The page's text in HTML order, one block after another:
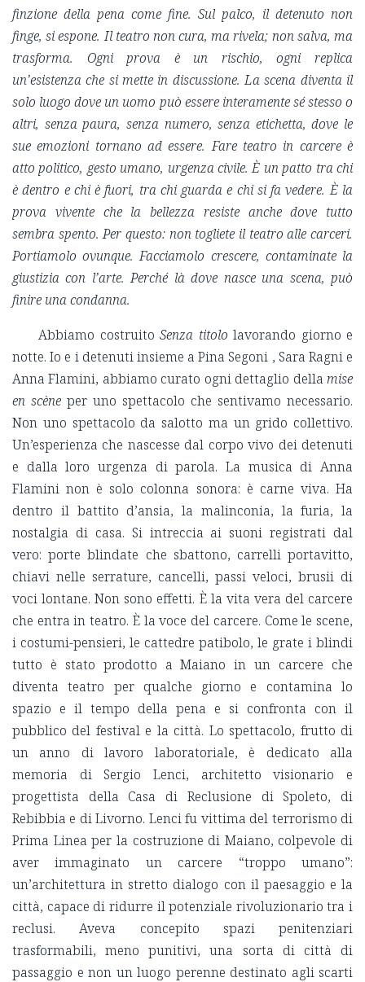
finzione della pena come fine. Sul palco, il detenuto non
finge, si espone. Il teatro non cura, ma rivela; non salva, ma
trasforma. Ogni prova è un rischio, ogni replica
un’esistenza che si mette in discussione. La scena diventa il
solo luogo dove un uomo può essere interamente sé stesso o
altri, senza paura, senza numero, senza etichetta, dove le
sue emozioni tornano ad essere. Fare teatro in carcere è
atto politico, gesto umano, urgenza civile. È un patto tra chi
è dentro e chi è fuori, tra chi guarda e chi si fa vedere. È la
prova vivente che la bellezza resiste anche dove tutto
sembra spento. Per questo: non togliete il teatro alle carceri.
Portiamolo ovunque. Facciamolo crescere, contaminate la
giustizia con l’arte. Perché là dove nasce una scena, può
finire una condanna.
Abbiamo costruito Senza titolo lavorando giorno e
notte. Io e i detenuti insieme a Pina Segoni , Sara Ragni e
Anna Flamini, abbiamo curato ogni dettaglio della mise
en scène per uno spettacolo che sentivamo necessario.
Non uno spettacolo da salotto ma un grido collettivo.
Un’esperienza che nascesse dal corpo vivo dei detenuti
e dalla loro urgenza di parola. La musica di Anna
Flamini non è solo colonna sonora: è carne viva. Ha
dentro il battito d’ansia, la malinconia, la furia, la
nostalgia di casa. Si intreccia ai suoni registrati dal
vero: porte blindate che sbattono, carrelli portavitto,
chiavi nelle serrature, cancelli, passi veloci, brusii di
voci lontane. Non sono effetti. È la vita vera del carcere
che entra in teatro. È la voce del carcere. Come le scene,
i costumi-pensieri, le cattedre patibolo, le grate i blindi
tutto è stato prodotto a Maiano in un carcere che
diventa teatro per qualche giorno e contamina lo
spazio e il tempo della pena e si confronta con il
pubblico del festival e la città. Lo spettacolo, frutto di
un anno di lavoro laboratoriale, è dedicato alla
memoria di Sergio Lenci, architetto visionario e
progettista della Casa di Reclusione di Spoleto, di
Rebibbia e di Livorno. Lenci fu vittima del terrorismo di
Prima Linea per la costruzione di Maiano, colpevole di
aver immaginato un carcere “troppo umano”:
un’architettura in stretto dialogo con il paesaggio e la
città, capace di ridurre il potenziale rivoluzionario tra i
reclusi. Aveva concepito spazi penitenziari
trasformabili, meno punitivi, una sorta di città di
passaggio e non un luogo perenne destinato agli scarti